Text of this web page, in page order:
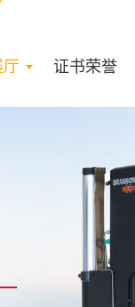
厅 证书荣誉